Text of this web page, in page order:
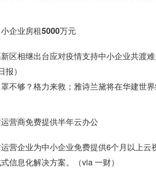
企业房租5000万元
区相继出台应对疫情支持中小企业共渡
）
营商免费提供半年云办公
营企业为中小企业免费提供6个月以上
信息化解决方案。（via 一财）